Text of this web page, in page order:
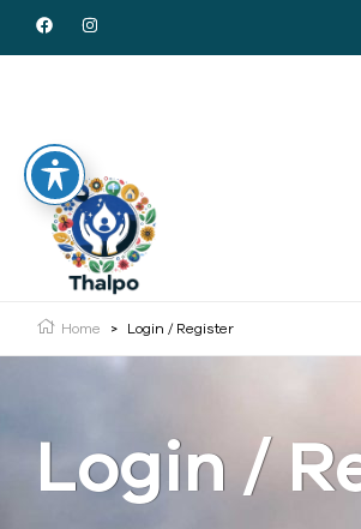
Home > Login / Register
Login /